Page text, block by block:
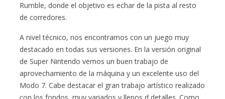
Rumble, donde el objetivo es echar de la pista al resto
de corredores.
A nivel técnico, nos encontramos con un juego muy
destacado en todas sus versiones. En la versión original
de Super Nintendo vemos un buen trabajo de
aprovechamiento de la máquina y un excelente uso del
Modo 7. Cabe destacar el gran trabajo artístico realizado